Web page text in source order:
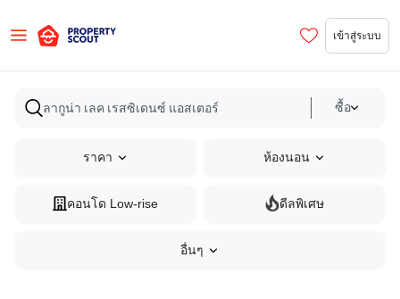
เข้าสู่ระบบ
ซื้อ
ราคา ห้องนอน
คอนโด Low-rise ดีลพิเศษ
อื่นๆ